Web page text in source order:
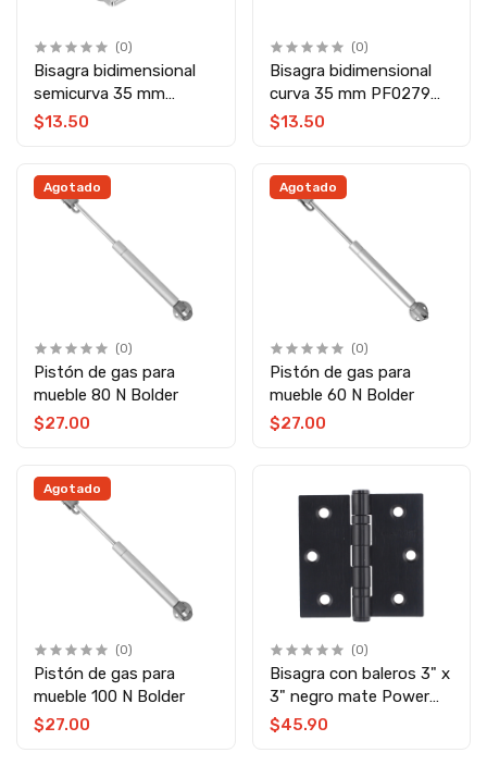
(0)
Bisagra bidimensional
semicurva 35 mm
PF0277 Top Forge
$13.50
(0)
Bisagra bidimensional
curva 35 mm PF0279
Top Forge
$13.50
Agotado
(0)
Pistón de gas para
mueble 80 N Bolder
$27.00
Agotado
(0)
Pistón de gas para
mueble 60 N Bolder
$27.00
Agotado
(0)
Pistón de gas para
mueble 100 N Bolder
$27.00
(0)
Bisagra con baleros 3" x
3" negro mate Power
Turk
$45.90